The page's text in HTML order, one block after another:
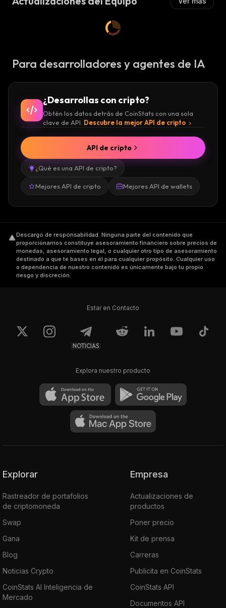
Para desarrolladores y agentes de IA
¿Desarrollas con cripto?
Obtén los datos detrás de CoinStats con una sola
clave de API. Descubre la mejor API de cripto
¿Qué es una API de cripto?
Mejores API de cripto Mejores API de wallets
API de cripto
Descargo de responsabilidad. Ninguna parte del contenido que
proporcionamos constituye asesoramiento financiero sobre precios de
monedas, asesoramiento legal, o cualquier otro tipo de asesoramiento
destinado a que te bases en él para cualquier propósito. Cualquier uso
o dependencia de nuestro contenido es únicamente bajo tu propio
riesgo y discreción.
Estar en Contacto
NOTICIAS
Explora nuestro producto
Explorar
Rastreador de portafolios
de criptomoneda
Swap
Gana
Blog
Noticias Crypto
CoinStats AI Inteligencia de
Mercado
Empresa
Actualizaciones de
productos
Poner precio
Kit de prensa
Carreras
Publicita en CoinStats
CoinStats API
Documentos API